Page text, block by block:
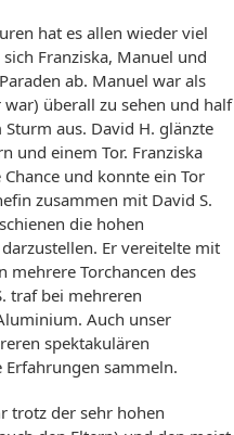
hat es allen wieder viel
Franziska, Manuel und
ab. Manuel war als
überall zu sehen und half
aus. David H. glänzte
und einem Tor. Franziska
und konnte ein Tor
zusammen mit David S.
die hohen
Er vereitelte mit
Torchancen des
traf bei mehreren
Auch unser
spektakulären
sammeln.
trotz der sehr hohen